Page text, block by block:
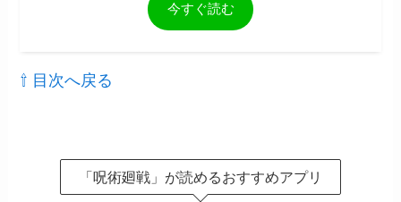
今すぐ読む
⇧ 目次へ戻る
「呪術廻戦」が読めるおすすめアプリ